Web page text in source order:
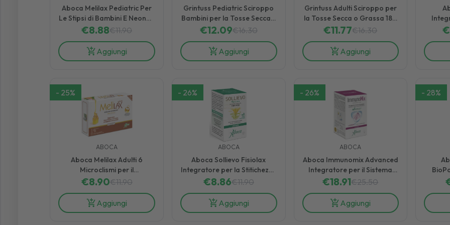
Aboca Melilax Pediatric Per
Le Stipsi di Bambini E Neonati
6 Microclismi
€8.88€11.90
Aggiungi
Grintuss Pediatric Sciroppo
Bambini per la Tosse Secca e
Grassa 180 g
€12.09€16.30
Aggiungi
Grintuss Adulti Sciroppo per
la Tosse Secca o Grassa 180
g
€11.77€16.30
Aggiungi
Della
€
- 25%
ABOCA
Aboca Melilax Adulti 6
Microclismi per il
Trattamento della Stipsi
€8.90€11.90
Aggiungi
- 26%
ABOCA
Aboca Sollievo Fisiolax
Integratore per la Stitichezza
27 Compresse
€8.86€11.90
Aggiungi
- 26%
ABOCA
Aboca Immunomix Advanced
Integratore per il Sistema
Immunitario 50 Capsule
€18.91€25.50
Aggiungi
- 28%